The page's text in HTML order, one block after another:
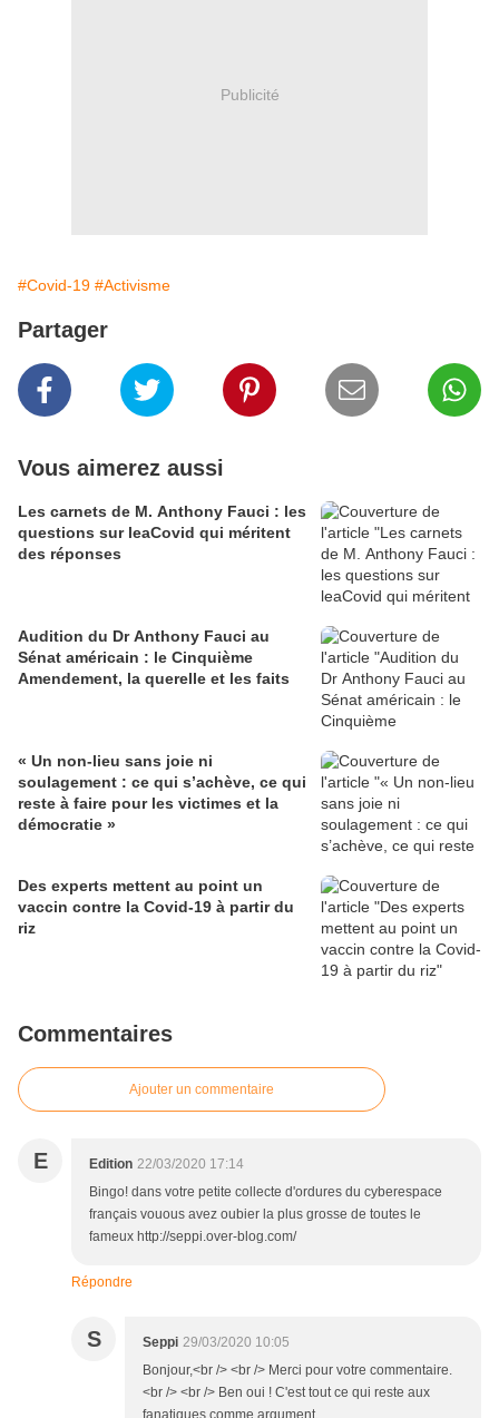
Publicité
#Covid-19 #Activisme
Partager
Vous aimerez aussi
Les carnets de M. Anthony Fauci : les
questions sur leaCovid qui méritent
des réponses
Audition du Dr Anthony Fauci au
Sénat américain : le Cinquième
Amendement, la querelle et les faits
« Un non-lieu sans joie ni
soulagement : ce qui s’achève, ce qui
reste à faire pour les victimes et la
démocratie »
Des experts mettent au point un
vaccin contre la Covid-19 à partir du
riz
Commentaires
Ajouter un commentaire
E Edition 22/03/2020 17:14
Bingo! dans votre petite collecte d'ordures du cyberespace
français vouous avez oubier la plus grosse de toutes le
fameux http://seppi.over-blog.com/
Répondre
S Seppi 29/03/2020 10:05
Bonjour,<br /> <br /> Merci pour votre commentaire.
<br /> <br /> Ben oui ! C'est tout ce qui reste aux
fanatiques comme argument.